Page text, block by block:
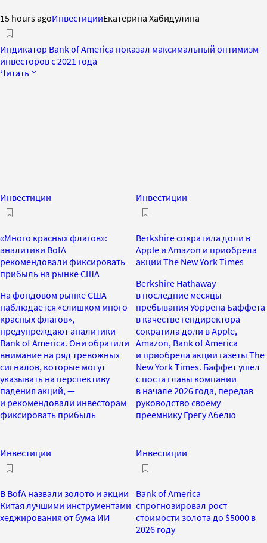
15 hours agoИнвестицииЕкатерина Хабидулина
Индикатор Bank of America показал максимальный оптимизм
инвесторов с 2021 года
Читать
Инвестиции
«Много красных флагов»:
аналитики BofA
рекомендовали фиксировать
прибыль на рынке США
На фондовом рынке США
наблюдается «слишком много
красных флагов»,
предупреждают аналитики
Bank of America. Они обратили
внимание на ряд тревожных
сигналов, которые могут
указывать на перспективу
падения акций, —
и рекомендовали инвесторам
фиксировать прибыль
Инвестиции
Berkshire сократила доли в
Apple и Amazon и приобрела
акции The New York Times
Berkshire Hathaway
в последние месяцы
пребывания Уоррена Баффета
в качестве гендиректора
сократила доли в Apple,
Amazon, Bank of America
и приобрела акции газеты The
New York Times. Баффет ушел
с поста главы компании
в начале 2026 года, передав
руководство своему
преемнику Грегу Абелю
Инвестиции
В BofA назвали золото и акции
Китая лучшими инструментами
хеджирования от бума ИИ
Инвестиции
Bank of America
спрогнозировал рост
стоимости золота до $5000 в
2026 году